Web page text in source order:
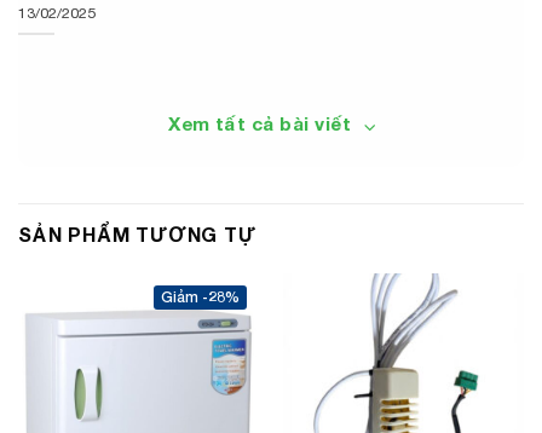
13/02/2025
Xem tất cả bài viết
SẢN PHẨM TƯƠNG TỰ
-28%